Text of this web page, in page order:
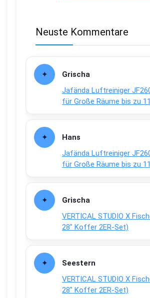
Neuste Kommentare
Grischa
Jafända Luftreiniger
für Große Räume bis zu
Hans
Jafända Luftreiniger
für Große Räume bis zu
Grischa
VERTICAL STUDIO X
28″ Koffer 2ER-Set)
Seestern
VERTICAL STUDIO X
28″ Koffer 2ER-Set)